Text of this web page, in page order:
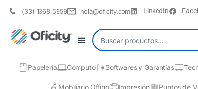
(33) 1368 5959 hola@oficity.com LinkedIn
Papelería Cómputo Softwares y Garantías
Mobiliario Offiho Impresión Puntos de